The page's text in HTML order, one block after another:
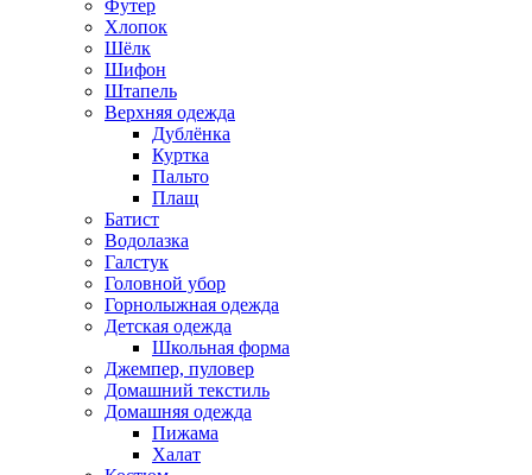
Футер
Хлопок
Шёлк
Шифон
Штапель
Верхняя одежда
Дублёнка
Куртка
Пальто
Плащ
Батист
Водолазка
Галстук
Головной убор
Горнолыжная одежда
Детская одежда
Школьная форма
Джемпер, пуловер
Домашний текстиль
Домашняя одежда
Пижама
Халат